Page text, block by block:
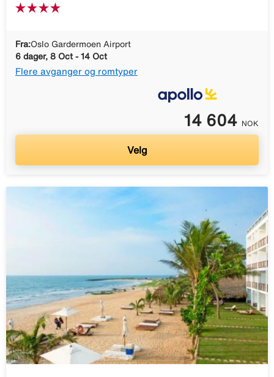
Fra:Oslo Gardermoen Airport
6 dager, 8 Oct - 14 Oct
Flere avganger og romtyper
14 604 NOK
Velg